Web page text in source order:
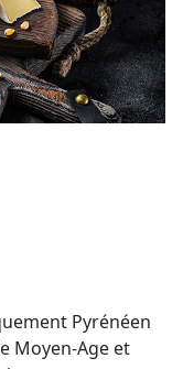
Pyrénéen
Moyen-Age et